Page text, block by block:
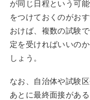
が同じ日程という可
をつけておくのがお
おけば、複数の試験
定を受ければいいの
しょう。
なお、自治体や試験
あとに最終面接があ